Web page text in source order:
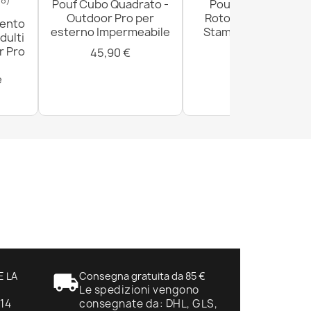
Pro
Pouf Cubo Quadrato -
Outdoor Pro per
esterno Impermeabile
45,90 €
Pouf Poggiapiedi
Rotondo - Tessuto
Stampato Premium
LA
local_shippingConsegna gratuita da 85 €
Le spedizioni vengono
consegnate da: DHL, GLS,